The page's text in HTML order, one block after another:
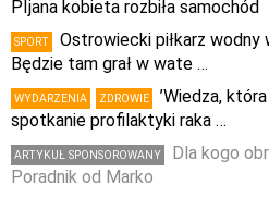
PIjana kobieta rozbiła samochód
SPORT
Ostrowiecki piłkarz wodny
Będzie tam grał w wate …
WYDARZENIA ZDROWIE
’Wiedza,
spotkanie profilaktyki raka …
ARTYKUŁ SPONSOROWANY
Dla kogo
Poradnik od Marko